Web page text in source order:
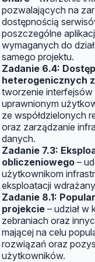
pozwalających na
dostępnością
poszczególne
wymaganych do
samego projektu.
Zadanie 6.4:
heterogenicznych
tworzenie
uprawnionym
ze współdzielonych
oraz zarządzanie
danych.
Zadanie 7.3:
obliczeniowego –
użytkownikom
eksploatacji
Zadanie 8.1:
projekcie – udział w
zebraniach oraz
mającej na celu
rozwiązań oraz
użytkowników.